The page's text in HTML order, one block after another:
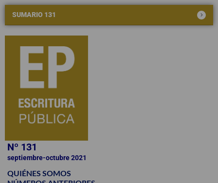
SUMARIO 131
Nº 131
septiembre-octubre 2021
QUIÉNES SOMOS